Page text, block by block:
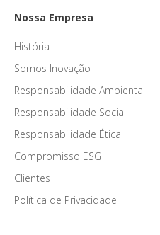
Nossa Empresa
História
Somos Inovação
Responsabilidade Ambiental
Responsabilidade Social
Responsabilidade Ética
Compromisso ESG
Clientes
Política de Privacidade